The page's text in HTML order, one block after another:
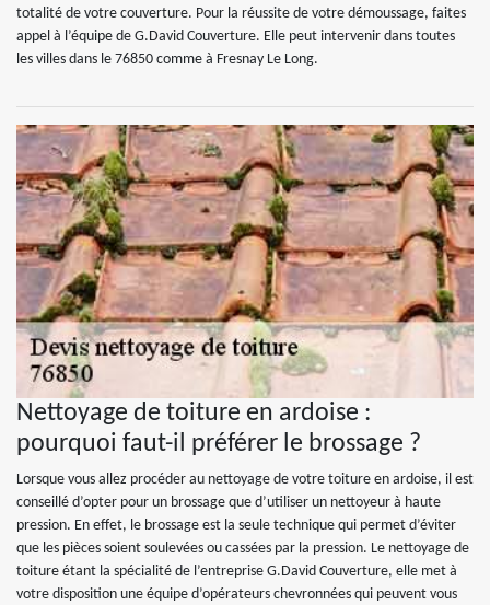
totalité de votre couverture. Pour la réussite de votre démoussage, faites
appel à l’équipe de G.David Couverture. Elle peut intervenir dans toutes
les villes dans le 76850 comme à Fresnay Le Long.
Nettoyage de toiture en ardoise :
pourquoi faut-il préférer le brossage ?
Lorsque vous allez procéder au nettoyage de votre toiture en ardoise, il est
conseillé d’opter pour un brossage que d’utiliser un nettoyeur à haute
pression. En effet, le brossage est la seule technique qui permet d’éviter
que les pièces soient soulevées ou cassées par la pression. Le nettoyage de
toiture étant la spécialité de l’entreprise G.David Couverture, elle met à
votre disposition une équipe d’opérateurs chevronnées qui peuvent vous